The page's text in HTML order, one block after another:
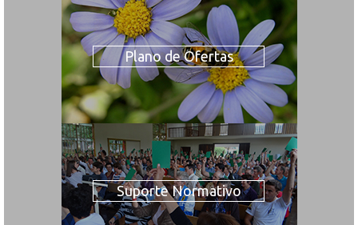
Plano de Ofertas
Suporte Normativo